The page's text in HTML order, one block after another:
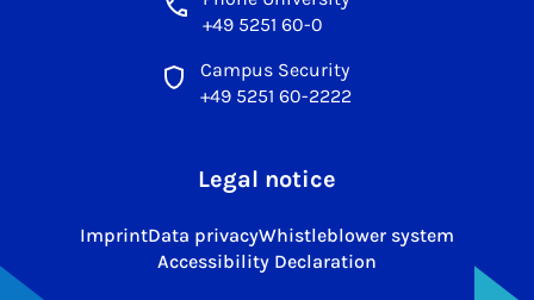
+49 5251 60-0
Campus Security
+49 5251 60-2222
Legal notice
ImprintData privacyWhistleblower system
Accessibility Declaration